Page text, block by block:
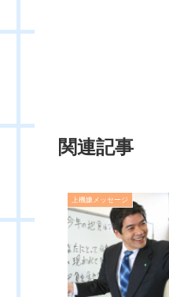
関連記事
上機嫌メッセージ